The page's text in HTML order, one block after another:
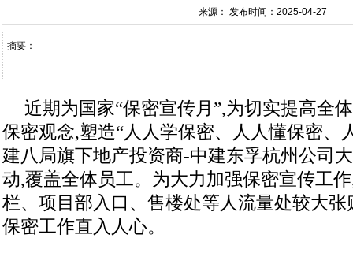
来源： 发布时间：2025-04-27
摘要：
近期为国家“保密宣传月”,为切实提高全
保密观念,塑造“人人学保密、人人懂保密、
建八局旗下地产投资商-中建东孚杭州公司
动,覆盖全体员工。为大力加强保密宣传工
栏、项目部入口、售楼处等人流量处较大
保密工作直入人心。